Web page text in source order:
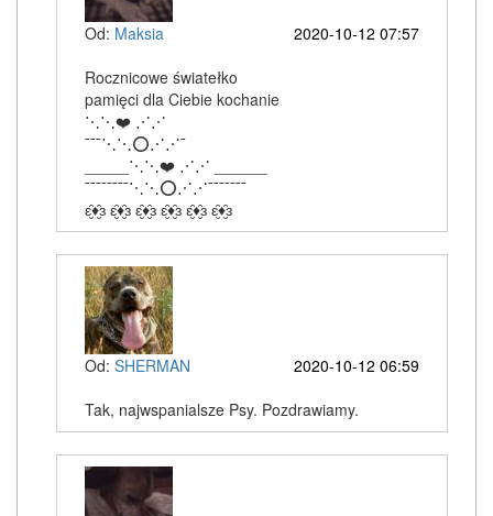
Od: Maksia
2020-10-12 07:57
Rocznicowe światełko
pamięci dla Ciebie kochanie
⋱⋱❤️ ⋰⋰
¯¯¯⋱⋱⭕⋰⋰¯
_____⋱⋱❤️ ⋰⋰ ______
¯¯¯¯¯¯¯¯⋱⋱⭕⋰⋰¯¯¯¯¯¯¯
ԑ̮̑♦̮̑ɜ ԑ̮̑♦̮̑ɜ ԑ̮̑♦̮̑ɜ ԑ̮̑♦̮̑ɜ ԑ̮̑♦̮̑ɜ ԑ̮̑♦̮̑ɜ
Od: SHERMAN
2020-10-12 06:59
Tak, najwspanialsze Psy. Pozdrawiamy.